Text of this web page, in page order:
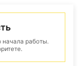
начала работы.